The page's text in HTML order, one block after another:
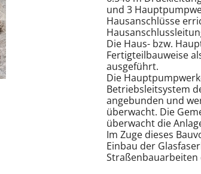
und 3
Hausanschlüsse
Die Haus- bzw.
Fertigteilbauweise
ausgeführt.
Die
Betriebsleitsystem
angebunden und
überwacht. Die
überwacht die
Im Zuge dieses
Einbau der